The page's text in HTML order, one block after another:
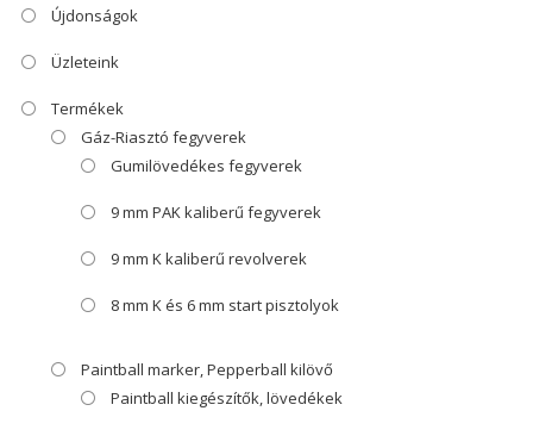
Újdonságok
Üzleteink
Termékek
Gáz-Riasztó fegyverek
Gumilövedékes fegyverek
9 mm PAK kaliberű fegyverek
9 mm K kaliberű revolverek
8 mm K és 6 mm start pisztolyok
Paintball marker, Pepperball kilövő
Paintball kiegészítők, lövedékek